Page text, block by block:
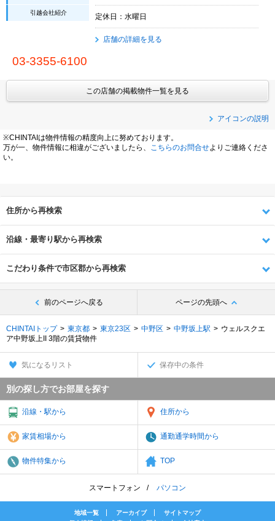
引越会社紹介
定休日：水曜日
店舗の詳細を見る
03-3355-6100
この店舗の掲載物件一覧を見る
アイコンの説明
※CHINTAIは物件情報の精度向上に努めております。
万が一、物件情報に相違がございましたら、
こちらのお問合せよりご連絡くださ
い。
住所から再検索
沿線・最寄り駅から再検索
こだわり条件で市区郡から再検索
前のページへ戻る ページの先頭へ
CHINTAIトップ 東京都 東京23区 中野区 中野坂上駅
ウェルスクエ
ア中野坂上II 3階の賃貸物件
気になるリスト 保存中の条件
別の探し方でお部屋を探す
沿線・駅から 住所から
家賃相場から 通勤通学時間から
物件特集から TOP
スマートフォン パソコン
地域一覧 アーカイブ
サイトマップ